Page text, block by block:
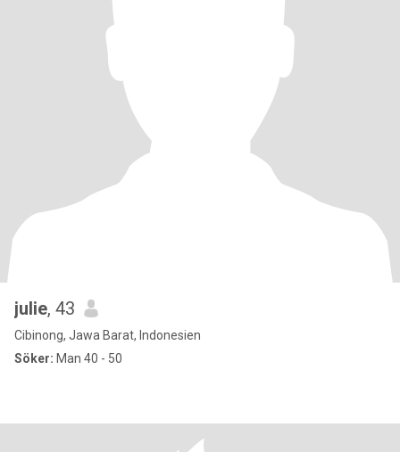
julie, 43
Cibinong, Jawa Barat, Indonesien
Söker: Man 40 - 50